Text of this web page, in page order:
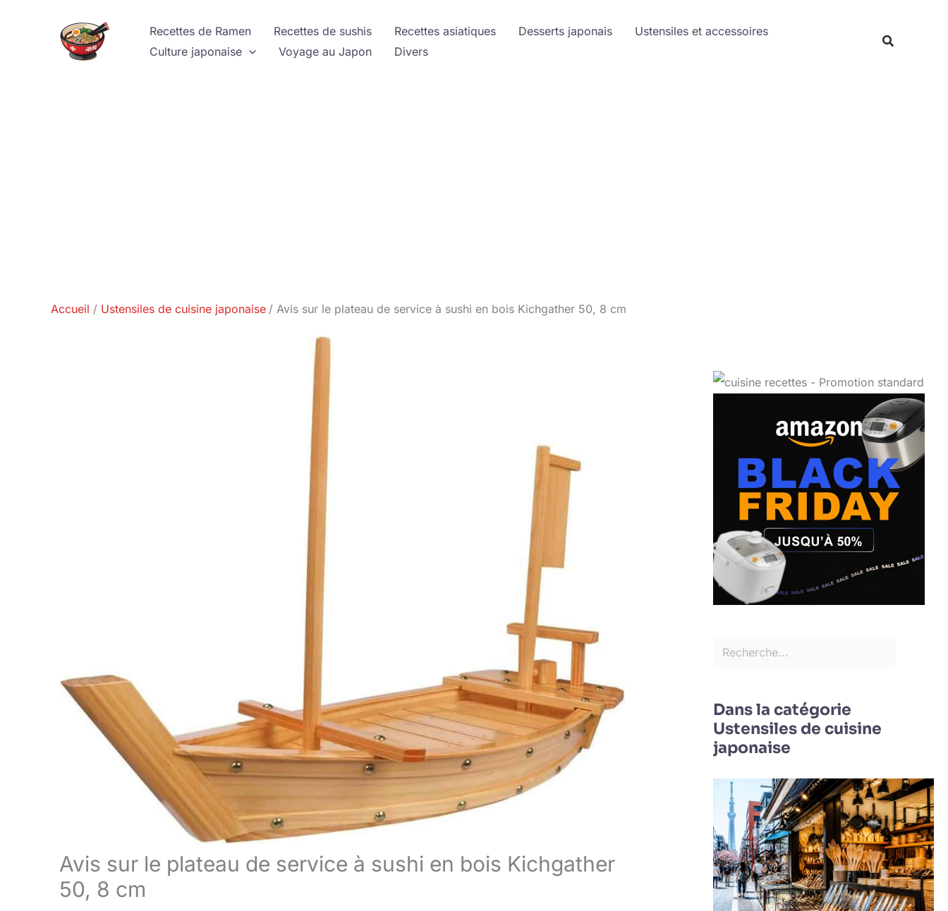
Recettes de Ramen Recettes de sushis Recettes asiatiques Desserts japonais
Ustensiles et accessoires
Culture japonaise
Voyage au Japon Divers
Accueil Ustensiles de cuisine japonaise Avis sur le plateau de service à sushi en bois Kichgather 50, 8 cm
Avis sur le plateau de service à sushi en bois Kichgather
50, 8 cm
Dans la catégorie
Ustensiles de cuisine
japonaise